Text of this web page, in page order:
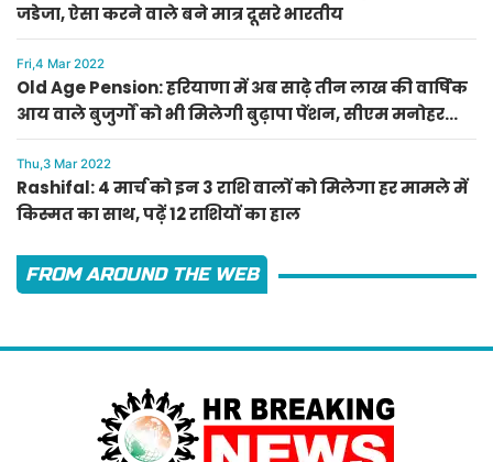
जडेजा, ऐसा करने वाले बने मात्र दूसरे भारतीय
Fri,4 Mar 2022
Old Age Pension: हरियाणा में अब साढ़े तीन लाख की वार्षिक
आय वाले बुजुर्गों को भी मिलेगी बुढ़ापा पेंशन, सीएम मनोहर
लाल का ऐलान
Thu,3 Mar 2022
Rashifal: 4 मार्च को इन 3 राशि वालों को मिलेगा हर मामले में
किस्मत का साथ, पढ़ें 12 राशियों का हाल
FROM AROUND THE WEB